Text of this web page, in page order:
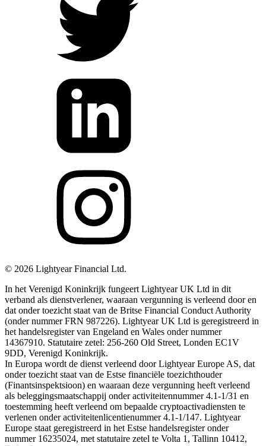
© 2026 Lightyear Financial Ltd.
In het Verenigd Koninkrijk fungeert Lightyear UK Ltd in dit
verband als dienstverlener, waaraan vergunning is verleend door en
dat onder toezicht staat van de Britse Financial Conduct Authority
(onder nummer FRN 987226). Lightyear UK Ltd is geregistreerd in
het handelsregister van Engeland en Wales onder nummer
14367910. Statutaire zetel: 256-260 Old Street, Londen EC1V
9DD, Verenigd Koninkrijk.
In Europa wordt de dienst verleend door Lightyear Europe AS, dat
onder toezicht staat van de Estse financiële toezichthouder
(Finantsinspektsioon) en waaraan deze vergunning heeft verleend
als beleggingsmaatschappij onder activiteitennummer 4.1-1/31 en
toestemming heeft verleend om bepaalde cryptoactivadiensten te
verlenen onder activiteitenlicentienummer 4.1-1/147. Lightyear
Europe staat geregistreerd in het Estse handelsregister onder
nummer 16235024, met statutaire zetel te Volta 1, Tallinn 10412,